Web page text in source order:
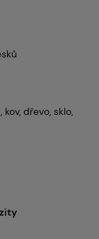
kov, dřevo, sklo,